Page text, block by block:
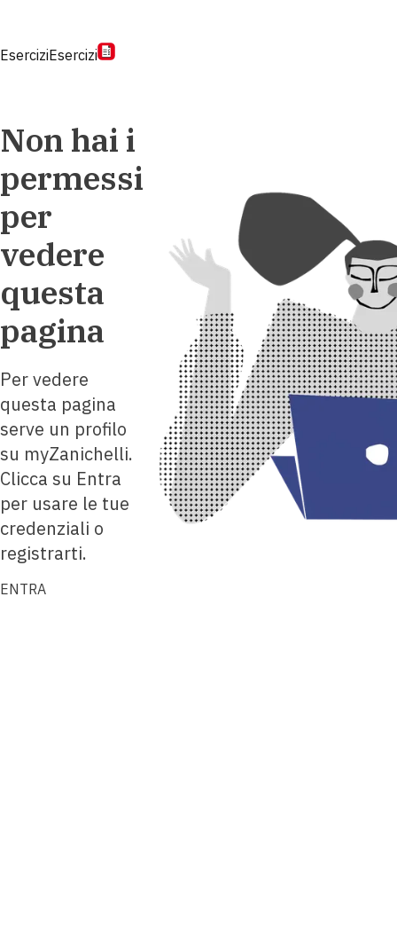
EserciziEsercizi
Non hai i
permessi
per
vedere
questa
pagina
Per vedere
questa pagina
serve un profilo
su myZanichelli.
Clicca su Entra
per usare le tue
credenziali o
registrarti.
ENTRA